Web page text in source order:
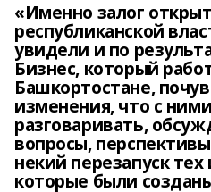
«Именно залог
республиканской
увидели и по
Бизнес, который
Башкортостане,
изменения, что с
разговаривать,
вопросы,
некий перезапуск
которые были